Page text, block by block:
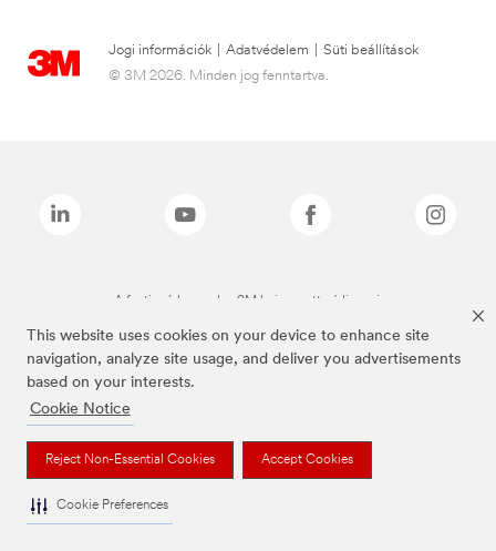
This website uses cookies on your device to enhance site
navigation, analyze site usage, and deliver you advertisements
based on your interests.
Cookie Notice
Reject Non-Essential Cookies Accept Cookies
Cookie Preferences
Jogi információk Adatvédelem
Süti beállítások
© 3M 2026. Minden jog fenntartva.
A fenti márkanevek a 3M bejegyzett védjegyei.